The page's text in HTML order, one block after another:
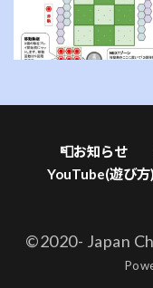
📮お知らせ
YouTube(遊び方)
©2020- Japan